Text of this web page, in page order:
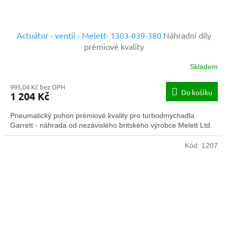
Actuátor - ventil - Melett- 1303-039-380 Náhradní díly
prémiové kvality
Skladem
995,04 Kč bez DPH
1 204 Kč Do košíku
Pneumatický pohon prémiové kvality pro turbodmychadla
Garrett - náhrada od nezávislého britského výrobce Melett Ltd.
Kód: 1207